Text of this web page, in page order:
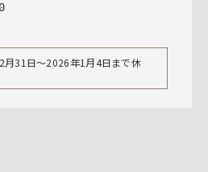
月31日〜2026年1月4日まで休